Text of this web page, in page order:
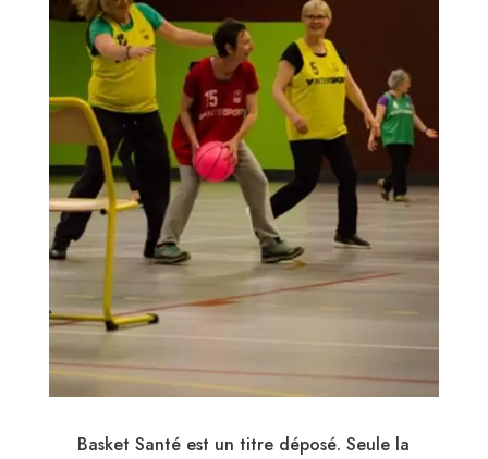
Basket Santé est un titre déposé. Seule la